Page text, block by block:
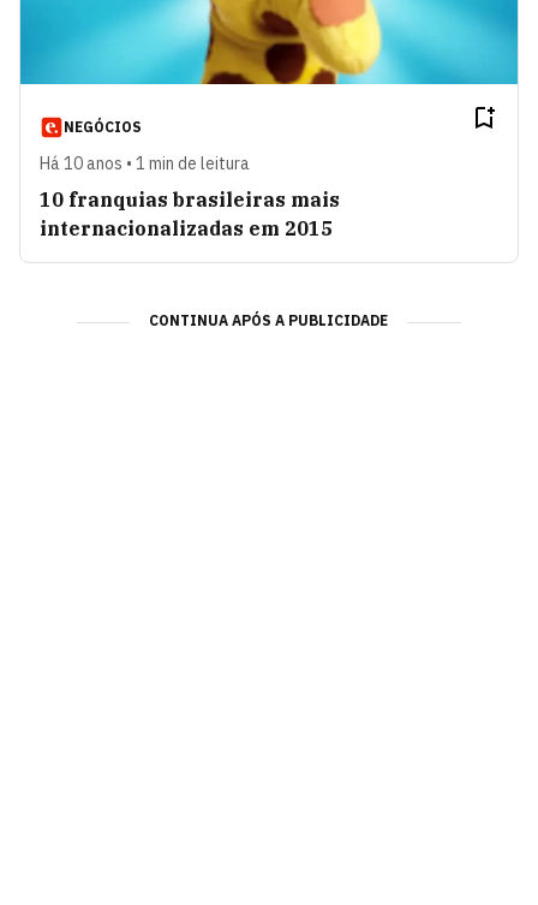
NEGÓCIOS
Há 10 anos • 1 min de leitura
10 franquias brasileiras mais
internacionalizadas em 2015
CONTINUA APÓS A PUBLICIDADE